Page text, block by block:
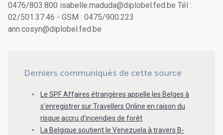
0476/803.800 isabelle.maduda@diplobel.fed.be Tél :
02/501.37.46 - GSM : 0475/900.223
ann.cosyn@diplobel.fed.be
Derniers communiqués de cette source
Le SPF Affaires étrangères appelle les Belges à
s’enregistrer sur Travellers Online en raison du
risque accru d’incendies de forêt
La Belgique soutient le Venezuela à travers B-